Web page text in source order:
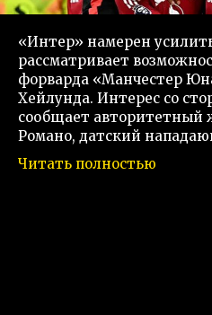
«Интер» намерен
рассматривает
форварда «Манчестер
Хейлунда. Интерес со
сообщает авторитетный
Романо, датский
Читать полностью